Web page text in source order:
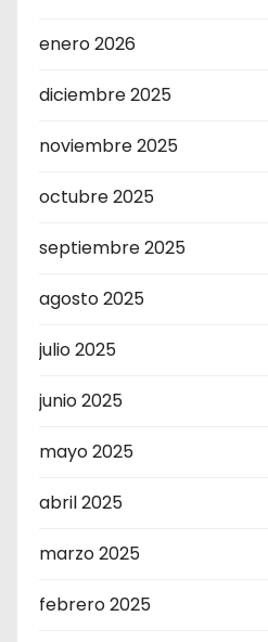
enero 2026
diciembre 2025
noviembre 2025
octubre 2025
septiembre 2025
agosto 2025
julio 2025
junio 2025
mayo 2025
abril 2025
marzo 2025
febrero 2025